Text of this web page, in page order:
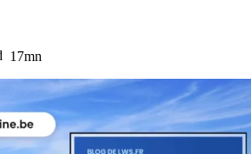
17mn